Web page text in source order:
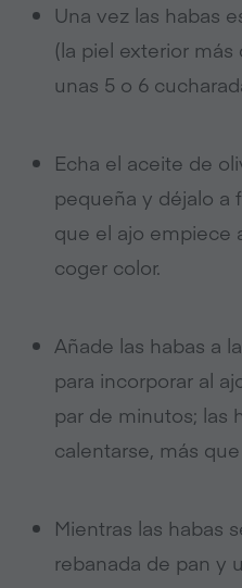
Una vez las habas
(la piel exterior
unas 5 o 6
Echa el aceite de
pequeña y déjalo a
que el ajo empiece
coger color.
Añade las habas a
para incorporar al
par de minutos; las
calentarse, más
Mientras las habas
rebanada de pan y